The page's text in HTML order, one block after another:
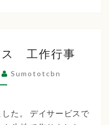
ス 工作行事
Sumototcbn
た。 デイサービスで